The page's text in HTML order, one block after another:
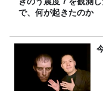
で、何が起きたのか